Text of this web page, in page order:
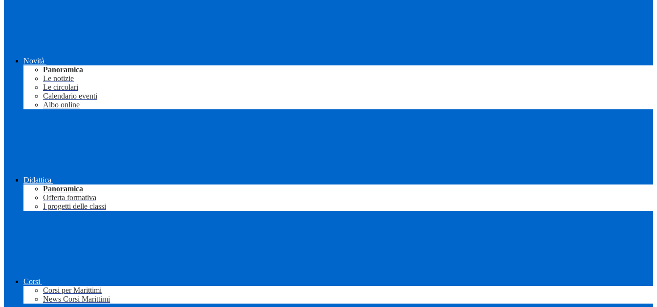
Novità
Panoramica
Le notizie
Le circolari
Calendario eventi
Albo online
Didattica
Panoramica
Offerta formativa
I progetti delle classi
Corsi
Corsi per Marittimi
News Corsi Marittimi